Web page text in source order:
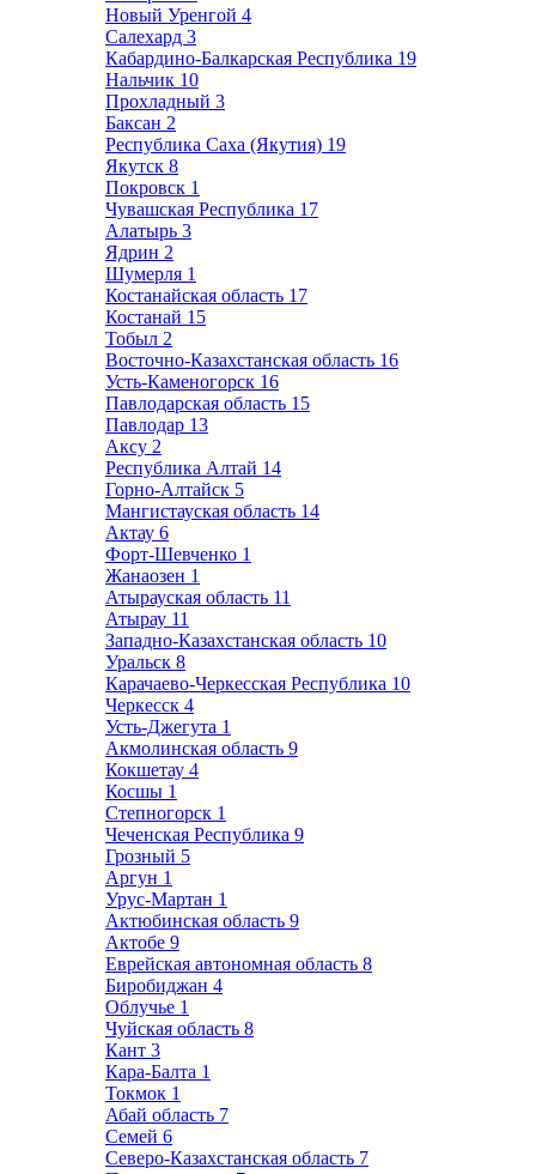
Новый Уренгой 4
Салехард 3
Кабардино-Балкарская Республика 19
Нальчик 10
Прохладный 3
Баксан 2
Республика Саха (Якутия) 19
Якутск 8
Покровск 1
Чувашская Республика 17
Алатырь 3
Ядрин 2
Шумерля 1
Костанайская область 17
Костанай 15
Тобыл 2
Восточно-Казахстанская область 16
Усть-Каменогорск 16
Павлодарская область 15
Павлодар 13
Аксу 2
Республика Алтай 14
Горно-Алтайск 5
Мангистауская область 14
Актау 6
Форт-Шевченко 1
Жанаозен 1
Атырауская область 11
Атырау 11
Западно-Казахстанская область 10
Уральск 8
Карачаево-Черкесская Республика 10
Черкесск 4
Усть-Джегута 1
Акмолинская область 9
Кокшетау 4
Косшы 1
Степногорск 1
Чеченская Республика 9
Грозный 5
Аргун 1
Урус-Мартан 1
Актюбинская область 9
Актобе 9
Еврейская автономная область 8
Биробиджан 4
Облучье 1
Чуйская область 8
Кант 3
Кара-Балта 1
Токмок 1
Абай область 7
Семей 6
Северо-Казахстанская область 7